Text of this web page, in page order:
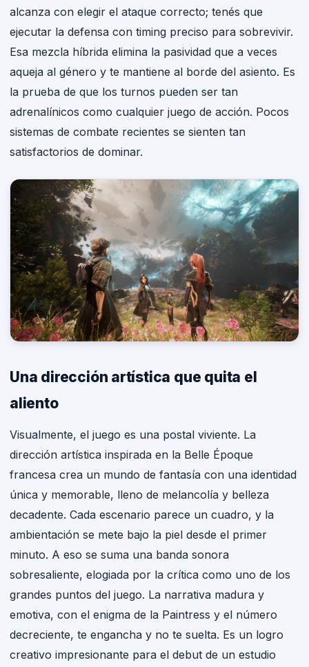
alcanza con elegir el ataque correcto; tenés que
ejecutar la defensa con timing preciso para sobrevivir.
Esa mezcla híbrida elimina la pasividad que a veces
aqueja al género y te mantiene al borde del asiento. Es
la prueba de que los turnos pueden ser tan
adrenalínicos como cualquier juego de acción. Pocos
sistemas de combate recientes se sienten tan
satisfactorios de dominar.
Una dirección artística que quita el
aliento
Visualmente, el juego es una postal viviente. La
dirección artística inspirada en la Belle Époque
francesa crea un mundo de fantasía con una identidad
única y memorable, lleno de melancolía y belleza
decadente. Cada escenario parece un cuadro, y la
ambientación se mete bajo la piel desde el primer
minuto. A eso se suma una banda sonora
sobresaliente, elogiada por la crítica como uno de los
grandes puntos del juego. La narrativa madura y
emotiva, con el enigma de la Paintress y el número
decreciente, te engancha y no te suelta. Es un logro
creativo impresionante para el debut de un estudio